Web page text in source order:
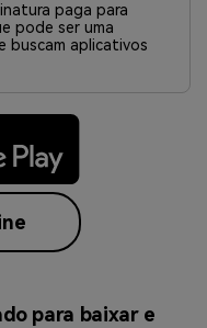
paga para
pode ser uma
buscam aplicativos
para baixar e